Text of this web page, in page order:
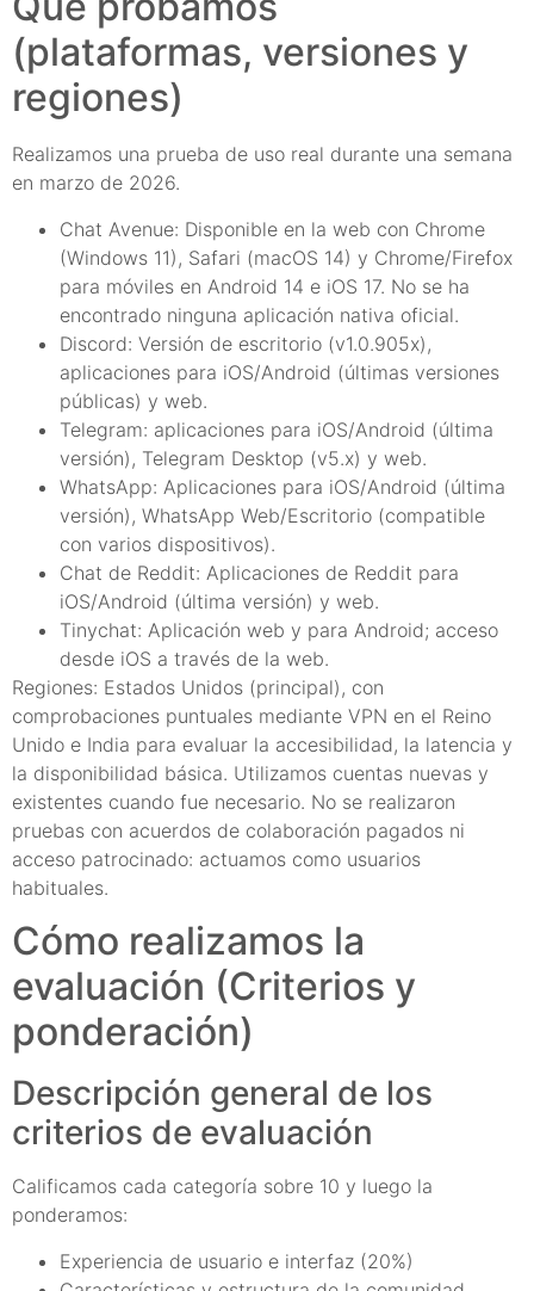
(plataformas, versiones y
regiones)
Realizamos una prueba de uso real durante una semana
en marzo de 2026.
Chat Avenue: Disponible en la web con Chrome
(Windows 11), Safari (macOS 14) y Chrome/Firefox
para móviles en Android 14 e iOS 17. No se ha
encontrado ninguna aplicación nativa oficial.
Discord: Versión de escritorio (v1.0.905x),
aplicaciones para iOS/Android (últimas versiones
públicas) y web.
Telegram: aplicaciones para iOS/Android (última
versión), Telegram Desktop (v5.x) y web.
WhatsApp: Aplicaciones para iOS/Android (última
versión), WhatsApp Web/Escritorio (compatible
con varios dispositivos).
Chat de Reddit: Aplicaciones de Reddit para
iOS/Android (última versión) y web.
Tinychat: Aplicación web y para Android; acceso
desde iOS a través de la web.
Regiones: Estados Unidos (principal), con
comprobaciones puntuales mediante VPN en el Reino
Unido e India para evaluar la accesibilidad, la latencia y
la disponibilidad básica. Utilizamos cuentas nuevas y
existentes cuando fue necesario. No se realizaron
pruebas con acuerdos de colaboración pagados ni
acceso patrocinado: actuamos como usuarios
habituales.
Cómo realizamos la
evaluación (Criterios y
ponderación)
Descripción general de los
criterios de evaluación
Calificamos cada categoría sobre 10 y luego la
ponderamos:
Experiencia de usuario e interfaz (20%)